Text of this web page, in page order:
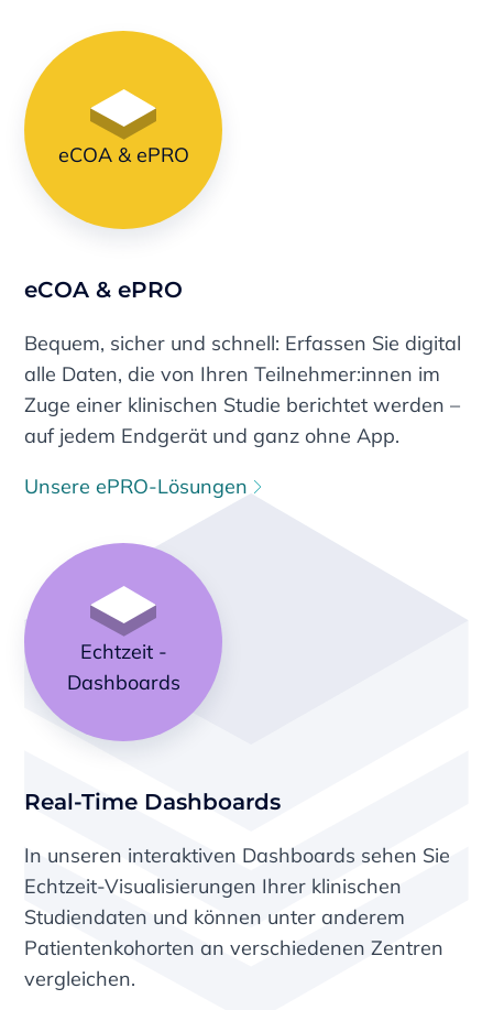
eCOA & ePRO
eCOA & ePRO
Bequem, sicher und schnell: Erfassen Sie digital
alle Daten, die von Ihren Teilnehmer:innen im
Zuge einer klinischen Studie berichtet werden –
auf jedem Endgerät und ganz ohne App.
Unsere ePRO-Lösungen
Echtzeit -
Dashboards
Real-Time Dashboards
In unseren interaktiven Dashboards sehen Sie
Echtzeit-Visualisierungen Ihrer klinischen
Studiendaten und können unter anderem
Patientenkohorten an verschiedenen Zentren
vergleichen.